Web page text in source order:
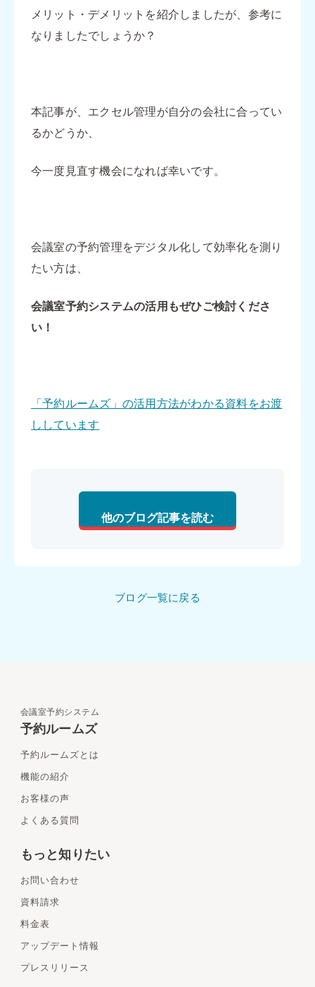
メリット・デメリットを紹介しましたが、参考に
なりましたでしょうか？
本記事が、エクセル管理が自分の会社に合ってい
るかどうか、
今一度見直す機会になれば幸いです。
会議室の予約管理をデジタル化して効率化を測り
たい方は、
会議室予約システムの活用もぜひご検討くださ
い！
「予約ルームズ」の活用方法がわかる資料をお渡
ししています
他のブログ記事を読む
ブログ一覧に戻る
会議室予約システム
予約ルームズ
予約ルームズとは
機能の紹介
お客様の声
よくある質問
もっと知りたい
お問い合わせ
資料請求
料金表
アップデート情報
プレスリリース